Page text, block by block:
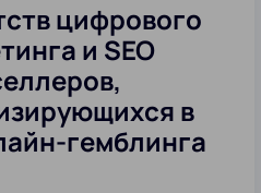
цифрового
и SEO
в
гемблинга